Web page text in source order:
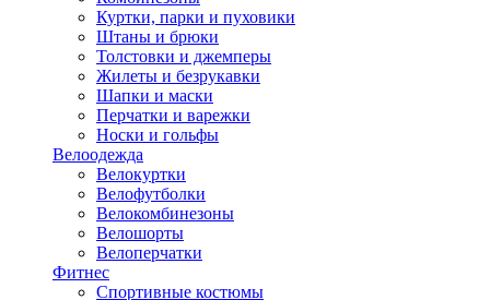
Куртки, парки и пуховики
Штаны и брюки
Толстовки и джемперы
Жилеты и безрукавки
Шапки и маски
Перчатки и варежки
Носки и гольфы
Велоодежда
Велокуртки
Велофутболки
Велокомбинезоны
Велошорты
Велоперчатки
Фитнес
Спортивные костюмы